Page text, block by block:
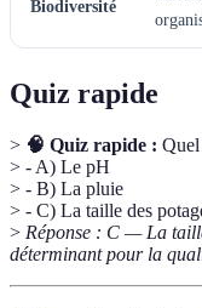
Biodiversité
Quiz rapide
> 🧠 Quiz rapide :
> - A) Le pH
> - B) La pluie
> - C) La taille des
> Réponse : C — La
déterminant pour la